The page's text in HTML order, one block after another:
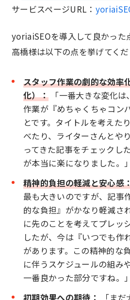
サービスページURL：
yoriaiSEOを導入して良かった
高橋様は以下の点を挙げてくだ
スタッフ作業の劇的な効率
化）： 「一番大きな変化
作業が『めちゃくちゃコン
とです。タイトルを考えた
べたり、ライターさんとや
ってきた記事をチェックし
が本当に楽になりました。」
精神的負担の軽減と安心感
最も大きいのですが、記事
的な負担』がかなり軽減さ
に先のことを考えてプレッ
したが、今は『いつでも作
があります。この精神的な
に伴うスケジュールの組み
一番良かった部分ですね。」
初期効果への期待：
「ま